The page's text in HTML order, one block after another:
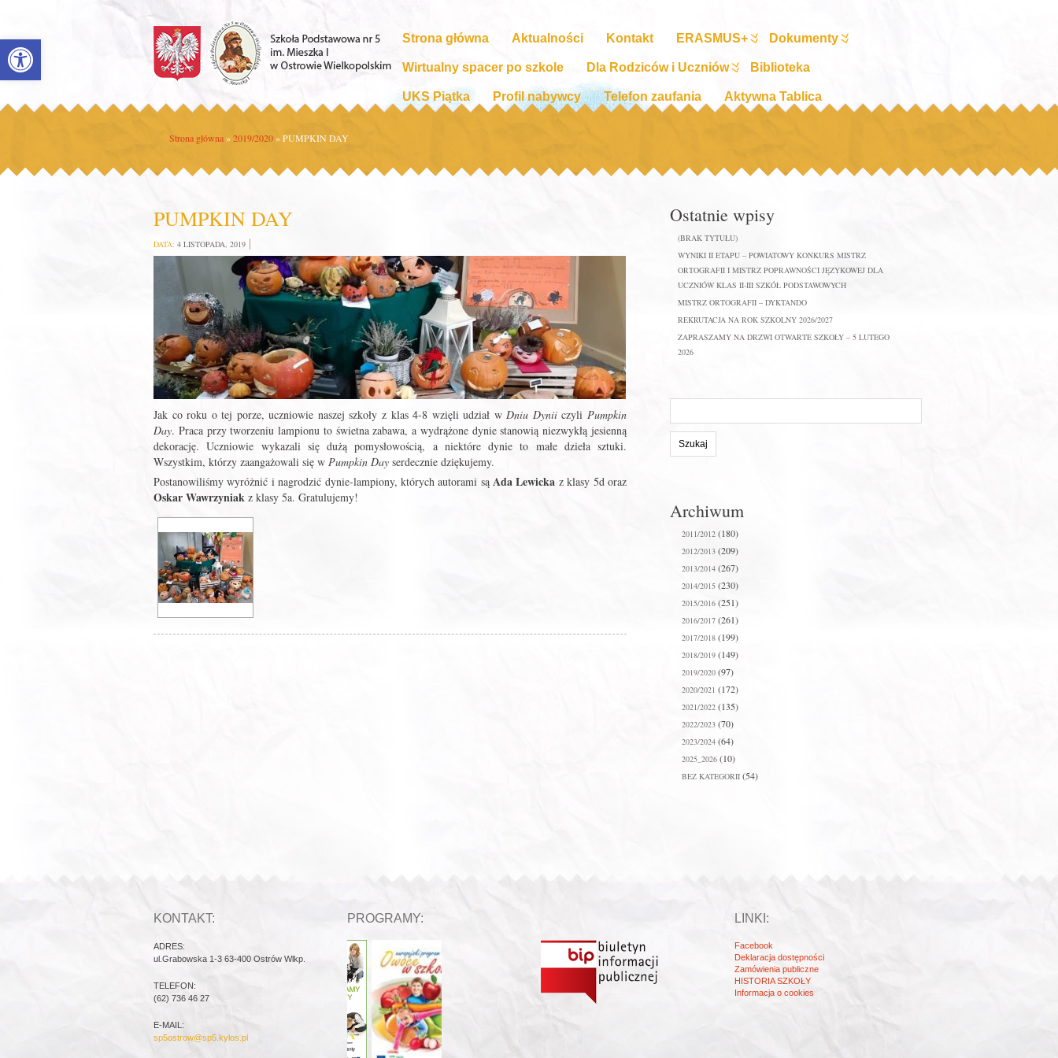
Open toolbar Strona główna Aktualności Kontakt ERASMUS+ Dokumenty
Wirtualny spacer po szkole Dla Rodziców i Uczniów Biblioteka
UKS Piątka Profil nabywcy Telefon zaufania Aktywna Tablica
Strona główna»2019/2020»PUMPKIN DAY
PUMPKIN DAY
DATA: 4 LISTOPADA, 2019
Jak co roku o tej porze, uczniowie naszej szkoły z klas 4-8 wzięli udział wDniu DyniiczyliPumpkin
Day. Praca przy tworzeniu lampionu to świetna zabawa, a wydrążone dynie stanowią niezwykłą jesienną
dekorację. Uczniowie wykazali się dużą pomysłowością, a niektóre dynie to małe dzieła sztuki.
Wszystkim, którzy zaangażowali się w Pumpkin Day serdecznie dziękujemy.
Postanowiliśmy wyróżnić i nagrodzić dynie-lampiony, których autorami sąAda Lewicka z klasy 5d oraz
Oskar Wawrzyniak z klasy 5a. Gratulujemy!
Ostatnie wpisy
(BRAK TYTUŁU)
WYNIKI II ETAPU – POWIATOWY KONKURS MISTRZ
ORTOGRAFII I MISTRZ POPRAWNOŚCI JĘZYKOWEJ DLA
UCZNIÓW KLAS II-III SZKÓŁ PODSTAWOWYCH
MISTRZ ORTOGRAFII – DYKTANDO
REKRUTACJA NA ROK SZKOLNY 2026/2027
ZAPRASZAMY NA DRZWI OTWARTE SZKOŁY – 5 LUTEGO
2026
stronie:
Archiwum
2011/2012 (180)
2012/2013 (209)
2013/2014 (267)
2014/2015 (230)
2015/2016 (251)
2016/2017 (261)
2017/2018 (199)
2018/2019 (149)
2019/2020 (97)
2020/2021 (172)
2021/2022 (135)
2022/2023 (70)
2023/2024 (64)
2025_2026 (10)
BEZ KATEGORII (54)
KONTAKT:
ADRES:
ul.Grabowska 1-3 63-400 Ostrów Wlkp.
TELEFON:
(62) 736 46 27
E-MAIL:
sp5ostrow@sp5.kylos.pl
PROGRAMY: LINKI:
Facebook
Deklaracja dostępności
Zamówienia publiczne
HISTORIA SZKOŁY
Informacja o cookies